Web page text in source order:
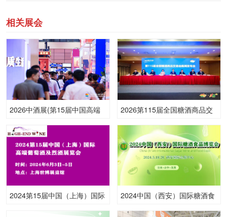
相关展会
2026中酒展(第15届中国高端
2026第115届全国糖酒商品交
2024第15届中国（上海）国际
高端葡萄酒及烈酒展览会
2024中国（西安）国际糖酒食
品博览会